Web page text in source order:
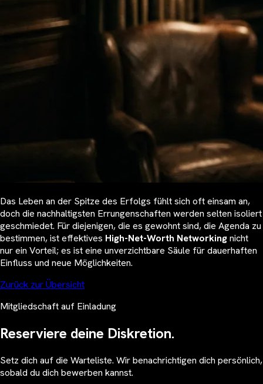
Das Leben an der Spitze des Erfolgs fühlt sich oft einsam an,
doch die nachhaltigsten Errungenschaften werden selten isoliert
geschmiedet. Für diejenigen, die es gewohnt sind, die Agenda zu
bestimmen, ist effektives High-Net-Worth Networkingnicht
nur ein Vorteil; es ist eine unverzichtbare Säule für dauerhaften
Einfluss und neue Möglichkeiten.
Zurück zur Übersicht
Mitgliedschaft auf Einladung
Reserviere deine Diskretion.
Setz dich auf die Warteliste. Wir benachrichtigen dich persönlich,
sobald du dich bewerben kannst.